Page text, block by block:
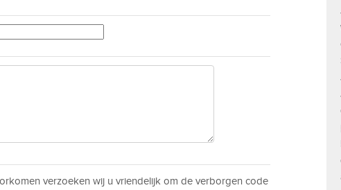
verzoeken wij u vriendelijk om de verborgen code